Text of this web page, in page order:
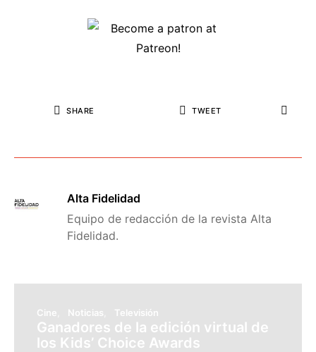
SHARE TWEET
Alta Fidelidad
Equipo de redacción de la revista Alta
Fidelidad.
Cine Noticias Televisión
Ganadores de la edición virtual de
los Kids’ Choice Awards